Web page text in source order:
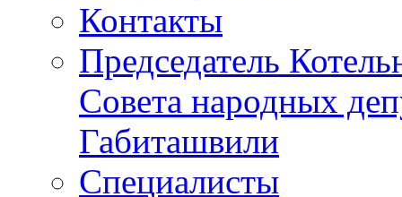
Контакты
Председатель
Совета народных
Габиташвили
Специалисты